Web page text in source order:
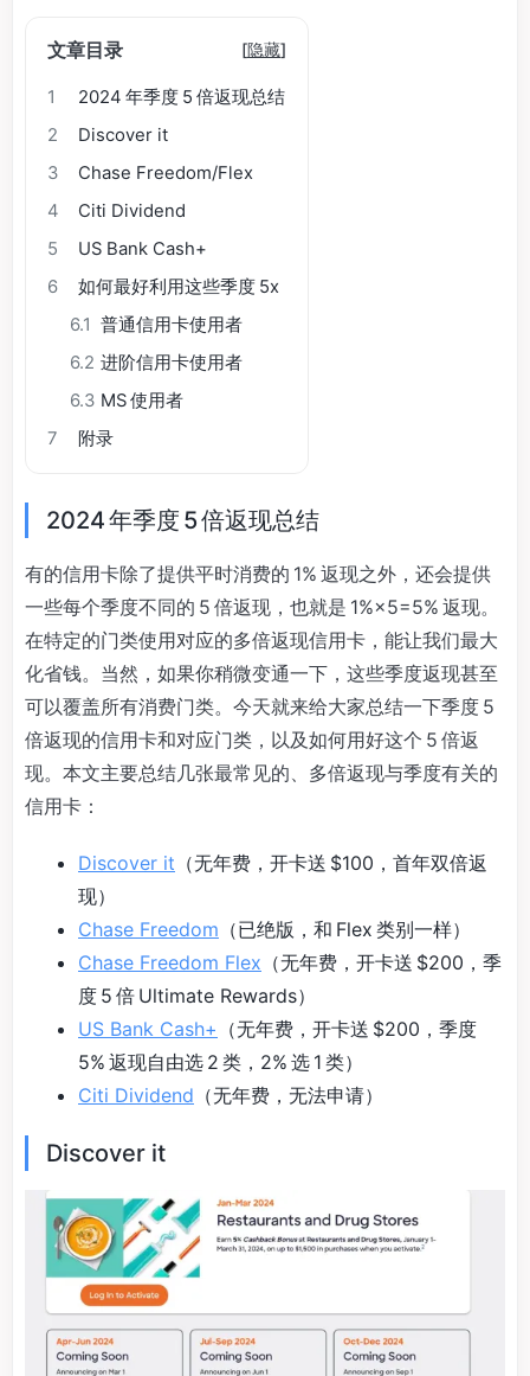
文章目录 [隐藏]
1
2024 年季度 5 倍返现总结
2
Discover it
3
Chase Freedom/Flex
4
Citi Dividend
5
US Bank Cash+
6
如何最好利用这些季度 5x
6.1 普通信用卡使用者
6.2 进阶信用卡使用者
6.3 MS 使用者
7
附录
2024 年季度 5 倍返现总结
有的信用卡除了提供平时消费的 1% 返现之外，还会提供
一些每个季度不同的 5 倍返现，也就是 1%×5=5% 返现。
在特定的门类使用对应的多倍返现信用卡，能让我们最大
化省钱。当然，如果你稍微变通一下，这些季度返现甚至
可以覆盖所有消费门类。今天就来给大家总结一下季度 5
倍返现的信用卡和对应门类，以及如何用好这个 5 倍返
现。本文主要总结几张最常见的、多倍返现与季度有关的
信用卡：
Discover it （无年费，开卡送 $100，首年双倍返
现）
Chase Freedom （已绝版，和 Flex 类别一样）
Chase Freedom Flex （无年费，开卡送 $200，季
度 5 倍 Ultimate Rewards）
US Bank Cash+ （无年费，开卡送 $200，季度
5% 返现自由选 2 类，2% 选 1 类）
Citi Dividend （无年费，无法申请）
Discover it